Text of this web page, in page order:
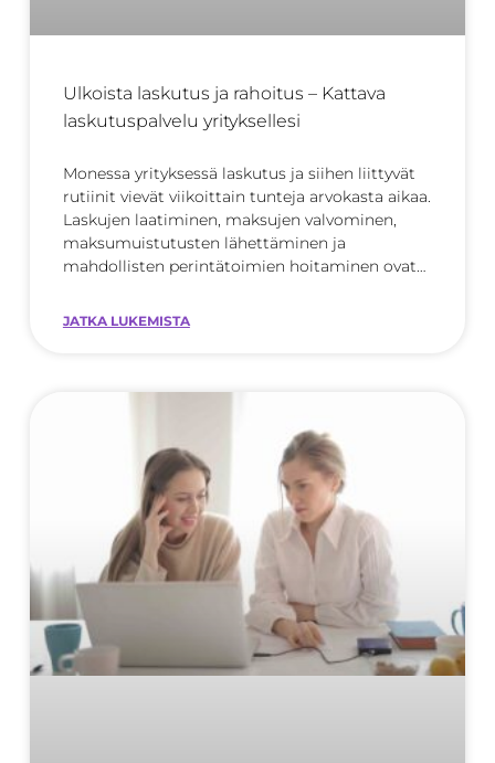
Ulkoista laskutus ja rahoitus – Kattava
laskutuspalvelu yrityksellesi
Monessa yrityksessä laskutus ja siihen liittyvät
rutiinit vievät viikoittain tunteja arvokasta aikaa.
Laskujen laatiminen, maksujen valvominen,
maksumuistutusten lähettäminen ja
mahdollisten perintätoimien hoitaminen ovat
JATKA LUKEMISTA